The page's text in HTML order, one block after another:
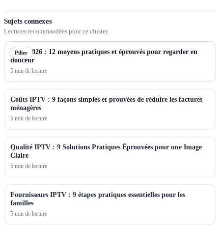
Sujets connexes
Lectures recommandées pour ce cluster.
Pilier
IPTV 2026 : 12 moyens pratiques et éprouvés pour regarder en
douceur
5 min de lecture
Coûts IPTV : 9 façons simples et prouvées de réduire les factures
ménagères
5 min de lecture
Qualité IPTV : 9 Solutions Pratiques Éprouvées pour une Image
Claire
5 min de lecture
Fournisseurs IPTV : 9 étapes pratiques essentielles pour les
familles
5 min de lecture